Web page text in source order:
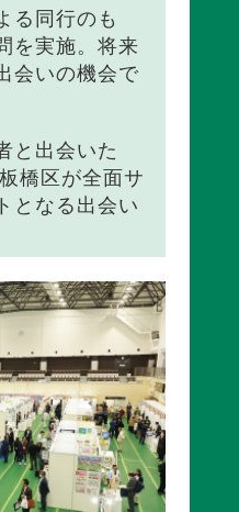
る同行のも
を実施。将来
会いの機会で
と出会いた
橋区が全面サ
となる出会い